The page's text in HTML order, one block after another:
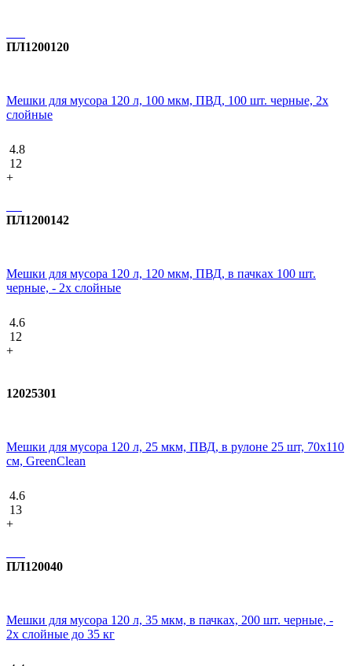
ПЛ1200120
Мешки для мусора 120 л, 100 мкм, ПВД, 100 шт. черные, 2х
слойные
4.8
12
+
ПЛ1200142
Мешки для мусора 120 л, 120 мкм, ПВД, в пачках 100 шт.
черные, - 2х слойные
4.6
12
+
12025301
Мешки для мусора 120 л, 25 мкм, ПВД, в рулоне 25 шт, 70х110
см, GreenClean
4.6
13
+
ПЛ120040
Мешки для мусора 120 л, 35 мкм, в пачках, 200 шт. черные, -
2х слойные до 35 кг